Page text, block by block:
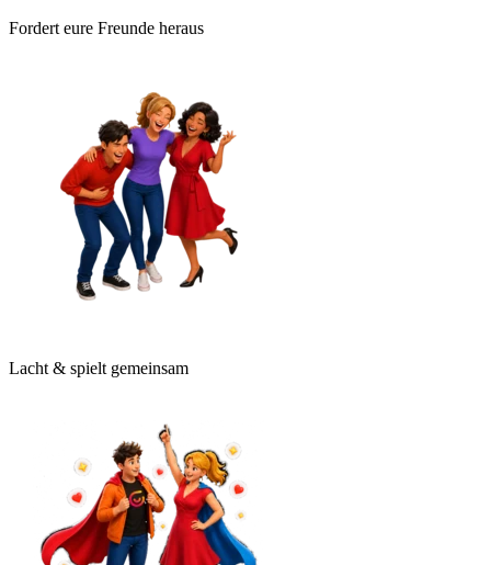
Fordert eure Freunde heraus
Lacht & spielt gemeinsam